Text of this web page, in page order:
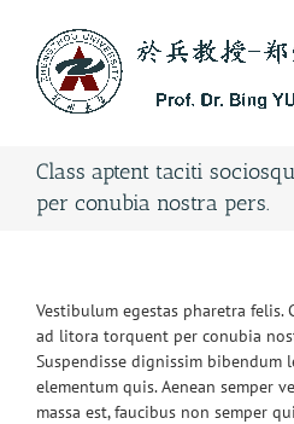
content
Class aptent taciti
per conubia nostra pers.
Vestibulum egestas pharetra felis.
ad litora torquent per conubia
Suspendisse dignissim bibendum
elementum quis. Aenean semper
massa est, faucibus non semper